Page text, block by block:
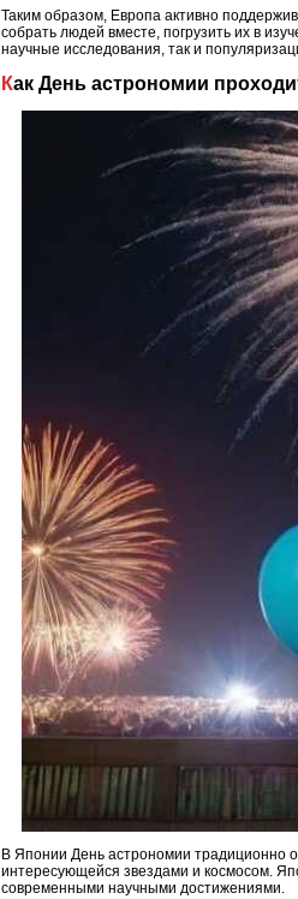
Таким образом, Европа активно
собрать людей вместе, погрузить их в
научные исследования, так и
Как День астрономии
В Японии День астрономии традиционно
интересующейся звездами и космосом.
современными научными достижениями.